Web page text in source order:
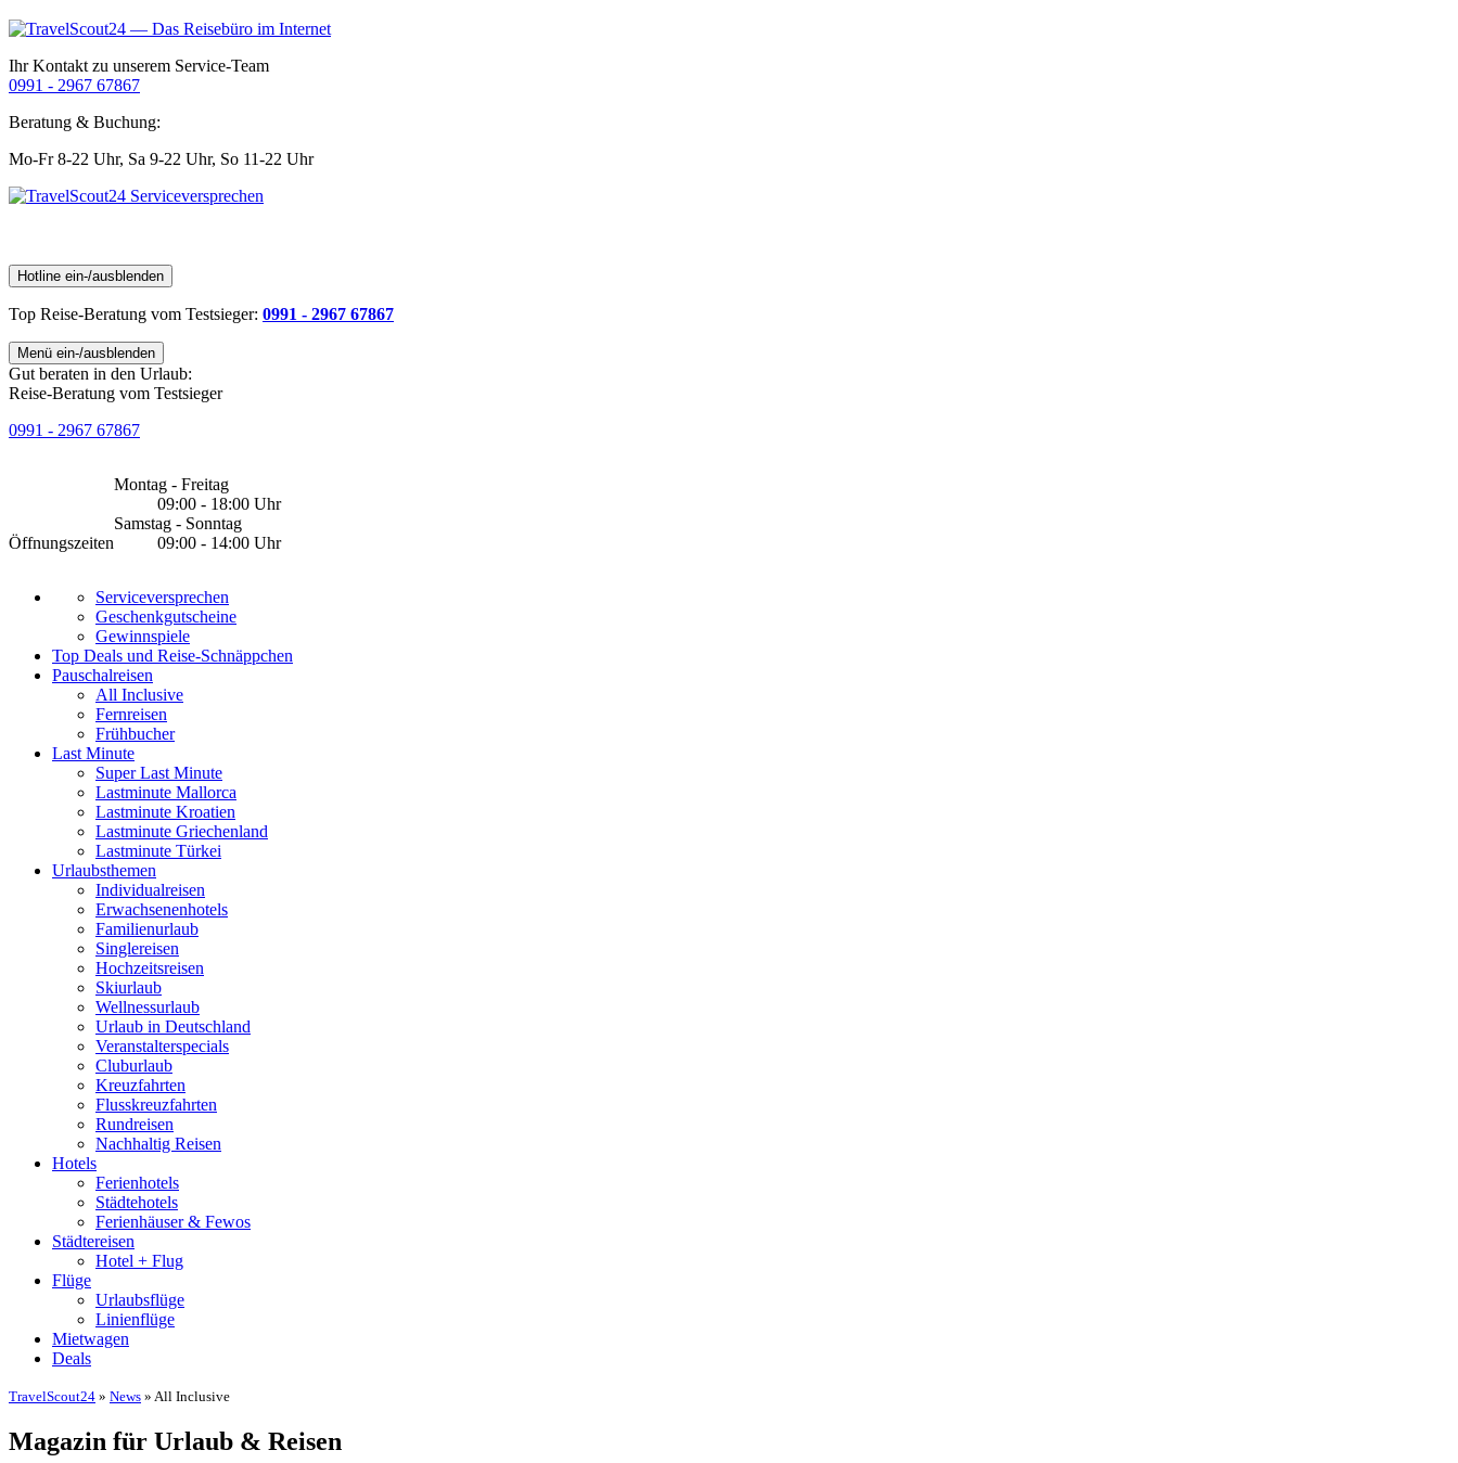
Ihr Kontakt zu unserem Service-Team
0991 - 2967 67867
Beratung & Buchung:
Mo-Fr 8-22 Uhr, Sa 9-22 Uhr, So 11-22 Uhr
Hotline ein-/ausblenden
Top Reise-Beratung vom Testsieger: 0991 - 2967 67867
Menü ein-/ausblenden
Gut beraten in den Urlaub:
Reise-Beratung vom Testsieger
0991 - 2967 67867
Öffnungszeiten
Montag - Freitag
09:00 - 18:00 Uhr
Samstag - Sonntag
09:00 - 14:00 Uhr
Serviceversprechen
Geschenkgutscheine
Gewinnspiele
Top Deals und Reise-Schnäppchen
Pauschalreisen
All Inclusive
Fernreisen
Frühbucher
Last Minute
Super Last Minute
Lastminute Mallorca
Lastminute Kroatien
Lastminute Griechenland
Lastminute Türkei
Urlaubsthemen
Individualreisen
Erwachsenenhotels
Familienurlaub
Singlereisen
Hochzeitsreisen
Skiurlaub
Wellnessurlaub
Urlaub in Deutschland
Veranstalterspecials
Cluburlaub
Kreuzfahrten
Flusskreuzfahrten
Rundreisen
Nachhaltig Reisen
Hotels
Ferienhotels
Städtehotels
Ferienhäuser & Fewos
Städtereisen
Hotel + Flug
Flüge
Urlaubsflüge
Linienflüge
Mietwagen
Deals
TravelScout24 » News » All Inclusive
Magazin für Urlaub & Reisen